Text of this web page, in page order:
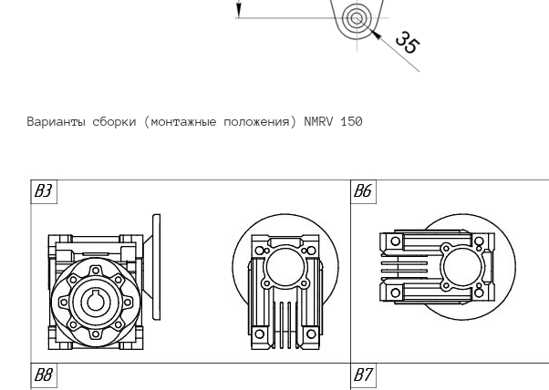
Варианты сборки (монтажные положения) NMRV 150